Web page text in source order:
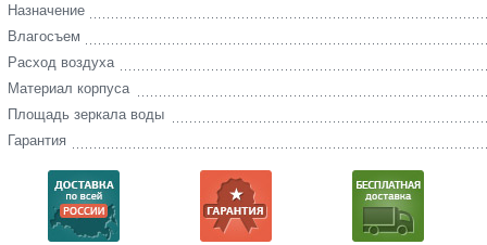
Назначение
Влагосъем
Расход воздуха
Материал корпуса
Площадь зеркала воды
Гарантия